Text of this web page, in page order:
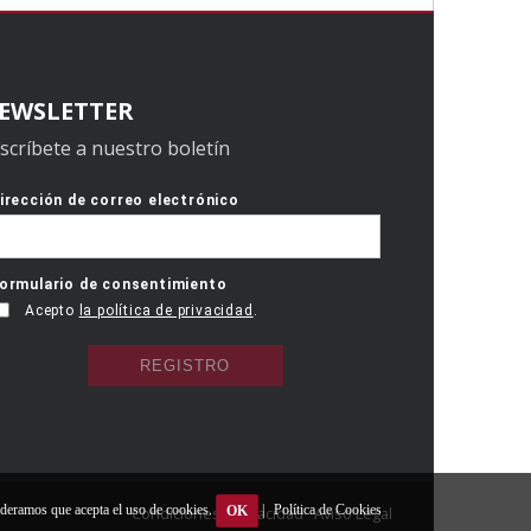
a nuestro boletín
Condiciones Privacidad Aviso Legal
que acepta el uso de cookies. OK | Política de Cookies